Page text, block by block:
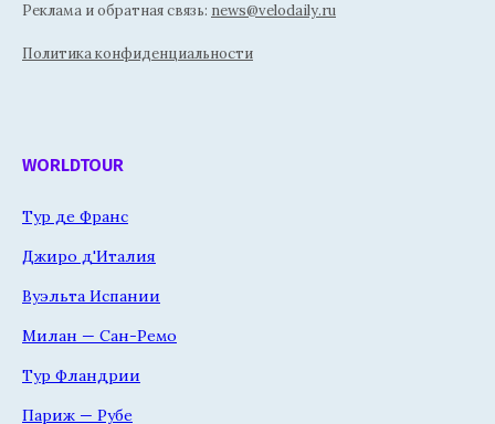
Реклама и обратная связь: news@velodaily.ru
Политика конфиденциальности
WORLDTOUR
Тур де Франс
Джиро д'Италия
Вуэльта Испании
Милан — Сан-Ремо
Тур Фландрии
Париж — Рубе